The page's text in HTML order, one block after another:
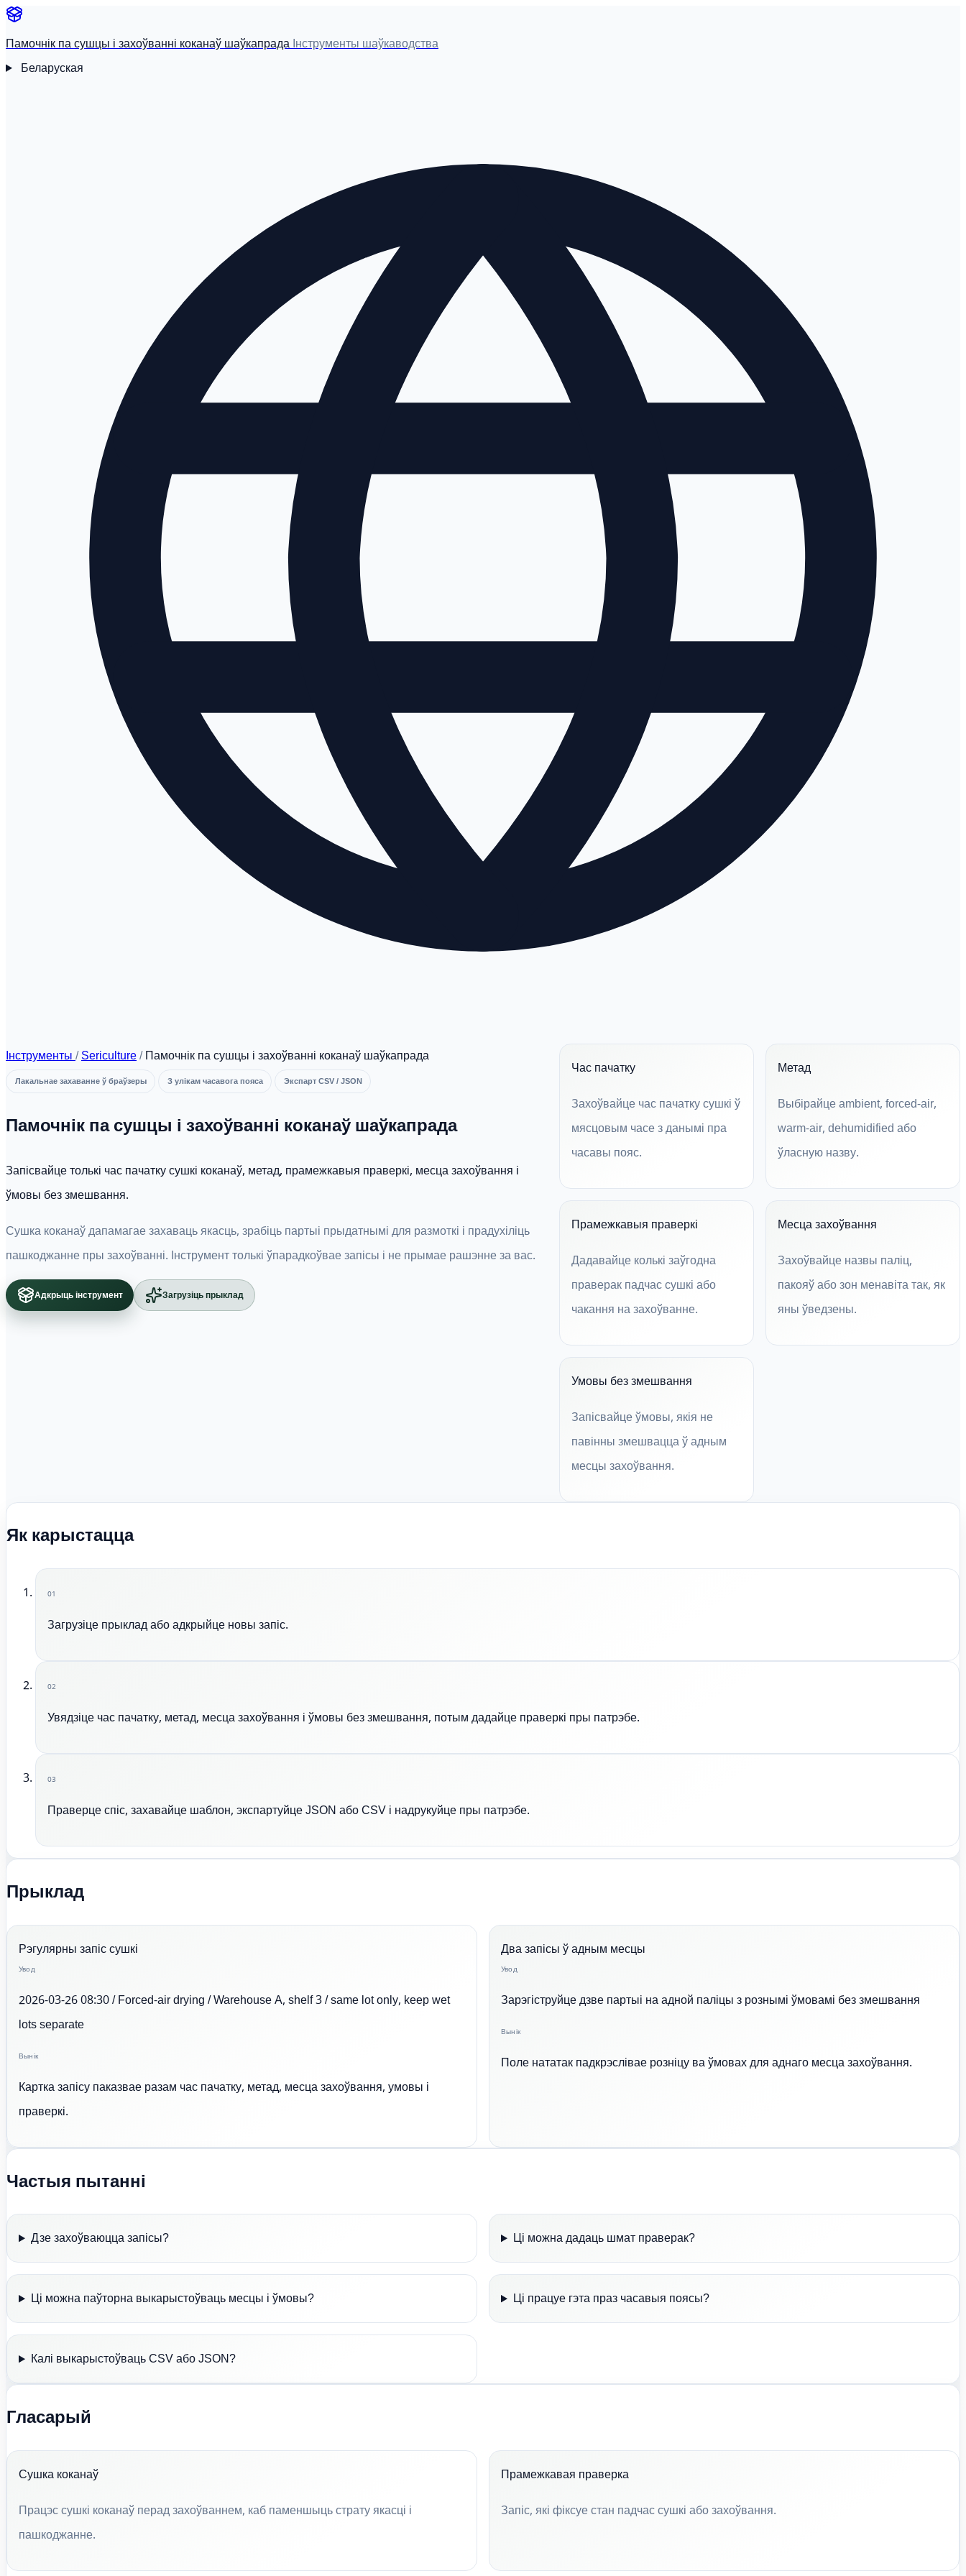
Памочнік па сушцы і захоўванні коканаў шаўкапрадаІнструменты шаўкаводства
Беларуская
Інструменты/Sericulture/Памочнік па сушцы і захоўванні коканаў шаўкапрада
Лакальнае захаванне ў браўзеры З улікам часавога пояса Экспарт CSV / JSON
Памочнік па сушцы і захоўванні коканаў шаўкапрада
Запісвайце толькі час пачатку сушкі коканаў, метад, прамежкавыя праверкі, месца захоўвання і
ўмовы без змешвання.
Сушка коканаў дапамагае захаваць якасць, зрабіць партыі прыдатнымі для размоткі і прадухіліць
пашкоджанне пры захоўванні. Інструмент толькі ўпарадкоўвае запісы і не прымае рашэнне за вас.
Адкрыць інструмент Загрузіць прыклад
Час пачатку
Захоўвайце час пачатку сушкі ў
мясцовым часе з данымі пра
часавы пояс.
Метад
Выбірайце ambient, forced-air,
warm-air, dehumidified або
ўласную назву.
Прамежкавыя праверкі
Дадавайце колькі заўгодна
праверак падчас сушкі або
чакання на захоўванне.
Месца захоўвання
Захоўвайце назвы паліц,
пакояў або зон менавіта так, як
яны ўведзены.
Умовы без змешвання
Запісвайце ўмовы, якія не
павінны змешвацца ў адным
месцы захоўвання.
Як карыстацца
01
Загрузіце прыклад або адкрыйце новы запіс.
02
Увядзіце час пачатку, метад, месца захоўвання і ўмовы без змешвання, потым дадайце праверкі пры патрэбе.
03
Праверце спіс, захавайце шаблон, экспартуйце JSON або CSV і надрукуйце пры патрэбе.
Прыклад
Рэгулярны запіс сушкі
Увод
2026-03-26 08:30 / Forced-air drying / Warehouse A, shelf 3 / same lot only, keep wet
lots separate
Вынік
Картка запісу паказвае разам час пачатку, метад, месца захоўвання, умовы і
праверкі.
Два запісы ў адным месцы
Увод
Зарэгіструйце дзве партыі на адной паліцы з рознымі ўмовамі без змешвання
Вынік
Поле нататак падкрэслівае розніцу ва ўмовах для аднаго месца захоўвання.
Частыя пытанні
Дзе захоўваюцца запісы? Ці можна дадаць шмат праверак?
Ці можна паўторна выкарыстоўваць месцы і ўмовы? Ці працуе гэта праз часавыя поясы?
Калі выкарыстоўваць CSV або JSON?
Гласарый
Сушка коканаў
Працэс сушкі коканаў перад захоўваннем, каб паменшыць страту якасці і
пашкоджанне.
Прамежкавая праверка
Запіс, які фіксуе стан падчас сушкі або захоўвання.